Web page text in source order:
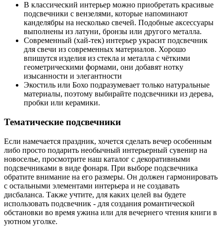
В классический интерьер можно приобретать красивые
подсвечники с вензелями, которые напоминают
канделябры на несколько свечей. Подобные аксессуары
выполнены из латуни, бронзы или другого металла.
Современный (хай-тек) интерьер украсит подсвечник
для свечи из современных материалов. Хорошо
впишутся изделия из стекла и металла с чёткими
геометрическими формами, они добавят нотку
изысанности и элегантности
Экостиль или Бохо подразумевает только натуральные
материалы, поэтому выбирайте подсвечники из дерева,
пробки или керамики.
Тематические подсвечники
Если намечается праздник, хочется сделать вечер особенным
либо просто подарить необычный интерьерный сувенир на
новоселье, просмотрите наш каталог с декоративными
подсвечниками в виде фонаря. При выборе подсвечника
обратите внимание на его размеры. Он должен гармонировать
с остальными элементами интерьера и не создавать
дисбаланса. Также учтите, для каких целей вы будете
использовать подсвечник - для создания романтической
обстановки во время ужина или для вечернего чтения книги в
уютном уголке.